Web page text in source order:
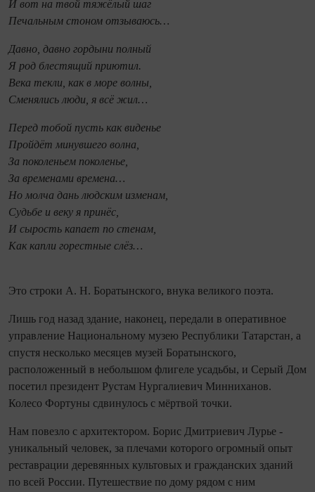
И вот на твой тяжёлый шаг
Печальным стоном отзываюсь…
Давно, давно гордыни полный
Я род блестящий приютил.
Века текли, как в море волны,
Сменялись люди, я всё жил…
Перед тобой пусть как виденье
Пройдёт минувшего волна,
За поколеньем поколенье,
За временами времена…
Но молча дань людским изменам,
Судьбе и веку я принёс,
И сырость капает по стенам,
Как капли горестные слёз…
Это строки А. Н. Боратынского, внука великого поэта.
Лишь год назад здание, наконец, передали в оперативное
управление Национальному музею Республики Татарстан, а
спустя несколько месяцев музей Боратынского,
расположенный в небольшом флигеле усадьбы, и Серый Дом
посетил президент Рустам Нургалиевич Минниханов.
Колесо Фортуны сдвинулось с мёртвой точки.
Нам повезло с архитектором. Борис Дмитриевич Лурье -
уникальный человек, за плечами которого огромный опыт
реставрации деревянных культовых и гражданских зданий
по всей России. Путешествие по дому рядом с ним